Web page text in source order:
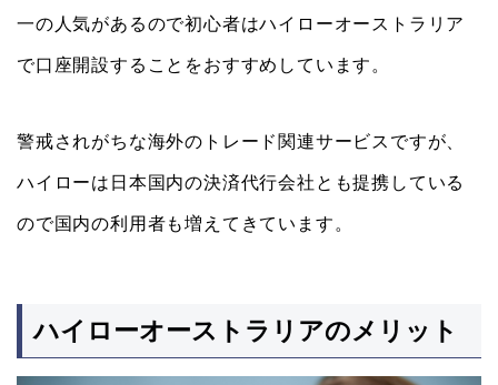
一の人気があるので初心者はハイローオーストラリア
で口座開設することをおすすめしています。
警戒されがちな海外のトレード関連サービスですが、
ハイローは日本国内の決済代行会社とも提携している
ので国内の利用者も増えてきています。
ハイローオーストラリアのメリット